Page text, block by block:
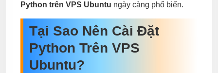
Python trên VPS Ubuntu ngày càng phổ biến.
Tại Sao Nên Cài Đặt
Python Trên VPS
Ubuntu?